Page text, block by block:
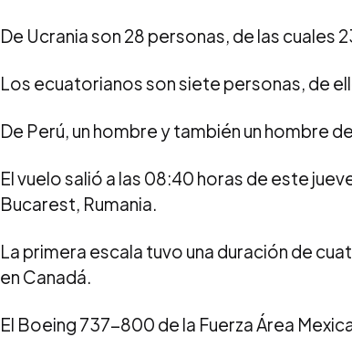
De Ucrania son 28 personas, de las cuales
Los ecuatorianos son siete personas, de
De Perú, un hombre y también un hombre
El vuelo salió a las 08:40 horas de este
Bucarest, Rumania.
La primera escala tuvo una duración de
en Canadá.
El Boeing 737-800 de la Fuerza Área